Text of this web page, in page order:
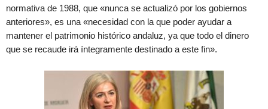
normativa de 1988, que «nunca se actualizó por los gobiernos
anteriores», es una «necesidad con la que poder ayudar a
mantener el patrimonio histórico andaluz, ya que todo el dinero
que se recaude irá íntegramente destinado a este fin».